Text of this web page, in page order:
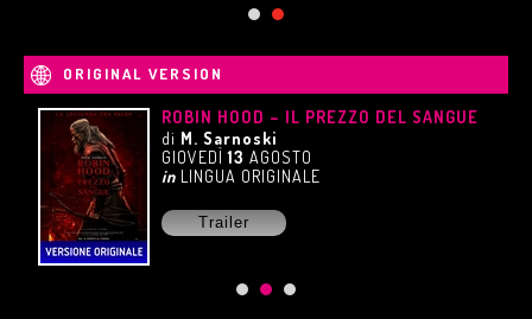
ORIGINAL VERSION
ROBIN HOOD – IL PREZZO DEL SANGUE
di M. Sarnoski
GIOVEDÌ13 AGOSTO
in LINGUA ORIGINALE
Trailer